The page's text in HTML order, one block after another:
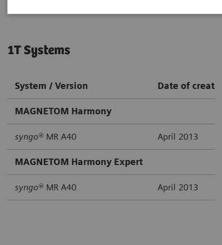
1T Systems
System / Version Date of
MAGNETOM Harmony
syngo® MR A40 April 2013
MAGNETOM Harmony Expert
syngo® MR A40 April 2013